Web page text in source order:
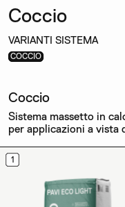
Coccio
VARIANTI SISTEMA
COCCIO
Coccio
Sistema massetto in
per applicazioni a vista
1